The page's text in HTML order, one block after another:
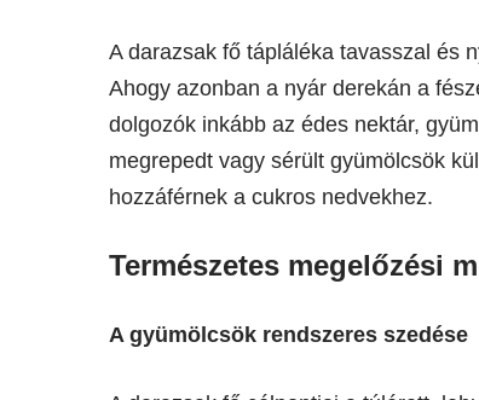
A darazsak fő tápláléka tavasszal és
Ahogy azonban a nyár derekán a
dolgozók inkább az édes nektár,
megrepedt vagy sérült gyümölcsök
hozzáférnek a cukros nedvekhez.
Természetes megelőzési
A gyümölcsök rendszeres szedése